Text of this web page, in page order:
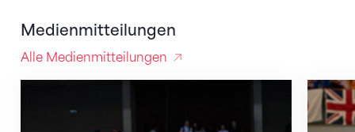
Medienmitteilungen
Alle Medienmitteilungen
Trampolin-EM 2026: STV setzt auf ein junges Team